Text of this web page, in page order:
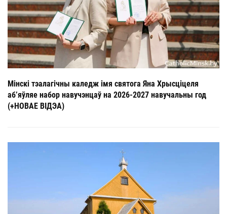
Мінскі тэалагічны каледж імя святога Яна Хрысціцеля
аб’яўляе набор навучэнцаў на 2026-2027 навучальны год
(+НОВАЕ ВІДЭА)